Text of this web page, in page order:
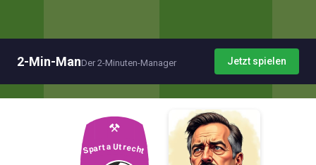
2-Min-ManDer 2-Minuten-Manager Jetzt spielen